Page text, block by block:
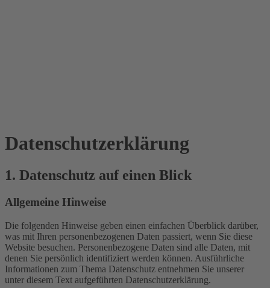
Datenschutz­erklärung
1. Datenschutz auf einen Blick
Allgemeine Hinweise
Die folgenden Hinweise geben einen einfachen Überblick darüber,
was mit Ihren personenbezogenen Daten passiert, wenn Sie diese
Website besuchen. Personenbezogene Daten sind alle Daten, mit
denen Sie persönlich identifiziert werden können. Ausführliche
Informationen zum Thema Datenschutz entnehmen Sie unserer
unter diesem Text aufgeführten Datenschutzerklärung.